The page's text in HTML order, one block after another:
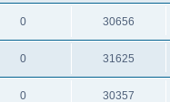
0 30656
0 31625
0 30357